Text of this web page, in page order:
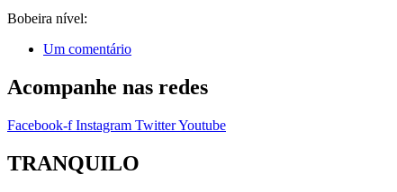
Bobeira nível:
Um comentário
Acompanhe nas redes
Facebook-f Instagram TwitterYoutube
TRANQUILO